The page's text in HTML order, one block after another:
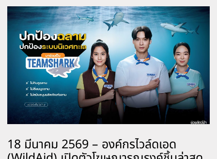
18 มีนาคม 2569 – องค์กรไวล์ดเอด